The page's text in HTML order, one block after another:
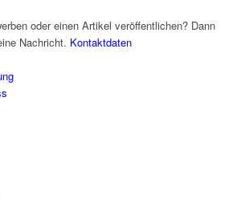
oder einen Artikel veröffentlichen? Dann
Nachricht. Kontaktdaten